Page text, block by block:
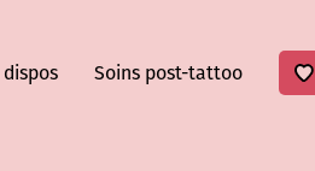
Soins post-tattoo